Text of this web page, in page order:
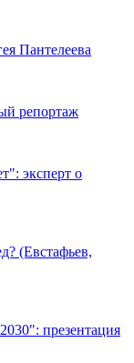
Пантелеева
репортаж
эксперт о
(Евстафьев,
презентация